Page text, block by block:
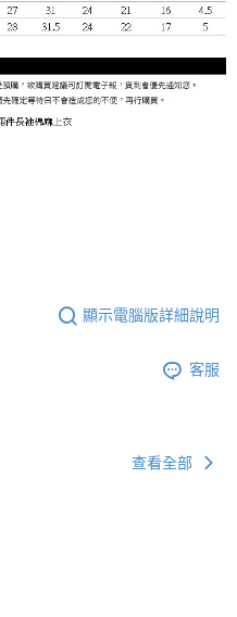
顯示電腦版詳細說明
客服
查看全部